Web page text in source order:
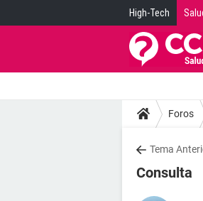
High-Tech
Foros
Tema
Consulta